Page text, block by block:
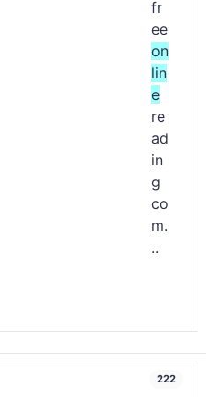
fr
ee
on
lin
e
re
ad
in
g
co
m.
..
222